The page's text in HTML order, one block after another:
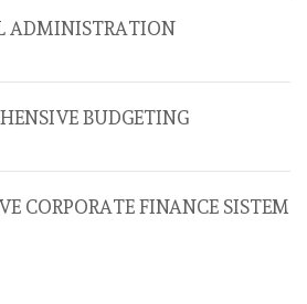
ADMINISTRATION
BUDGETING
CORPORATE FINANCE SISTEM